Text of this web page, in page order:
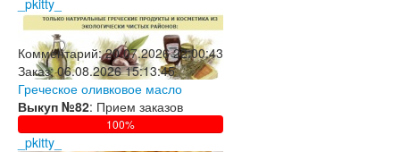
_pkitty_
Комментарий:20.07.2026 22:00:43
Заказ:06.08.2026 15:13:45
Греческое оливковое масло
Выкуп №82: Прием заказов
100%
_pkitty_